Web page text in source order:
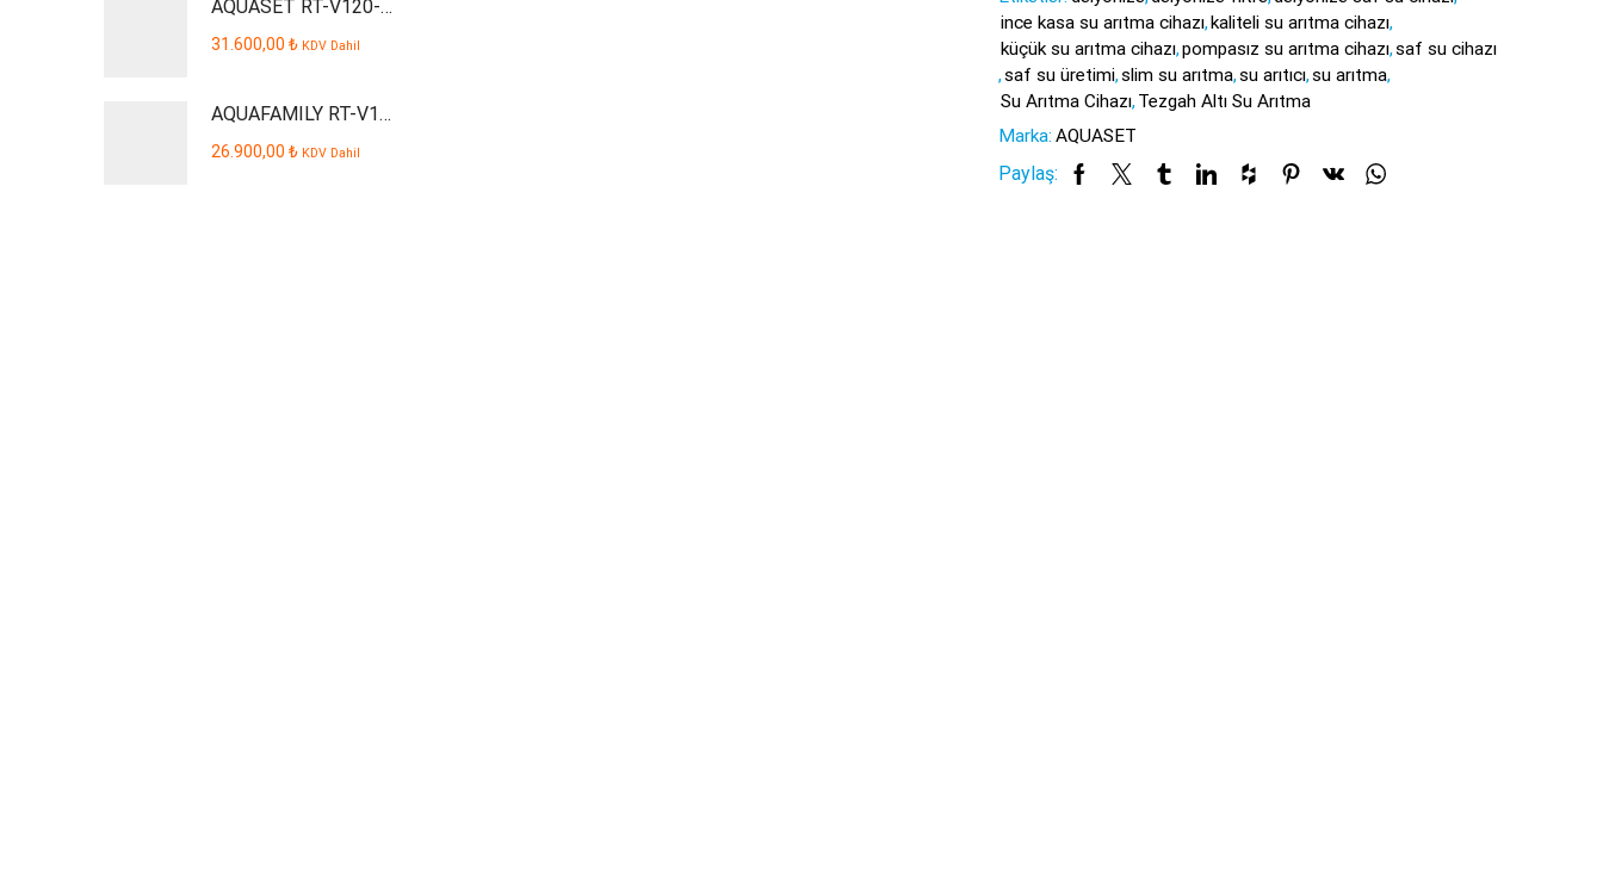
ince kasa su arıtma cihazı,kaliteli su arıtma cihazı,
küçük su arıtma cihazı,pompasız su arıtma cihazı,saf su cihazı
,saf su üretimi,slim su arıtma,su arıtıcı,su arıtma,
Su Arıtma Cihazı,Tezgah Altı Su Arıtma
Marka: AQUASET
Paylaş:
AQUASET RT-V120-P AQUSTA Smart Dijital Kabinli Pompalı Su Arıtma Cihazı
31.600,00 ₺ KDV Dahil
AQUAFAMILY RT-V110-P Smart Dijital Kabinli Pompalı Su Arıtma Cihazı
26.900,00 ₺ KDV Dahil